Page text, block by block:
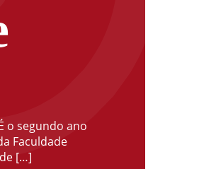
o segundo ano
Faculdade
[…]